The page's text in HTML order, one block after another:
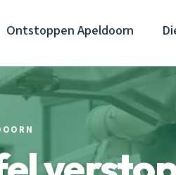
Ontstoppen Apeldoorn